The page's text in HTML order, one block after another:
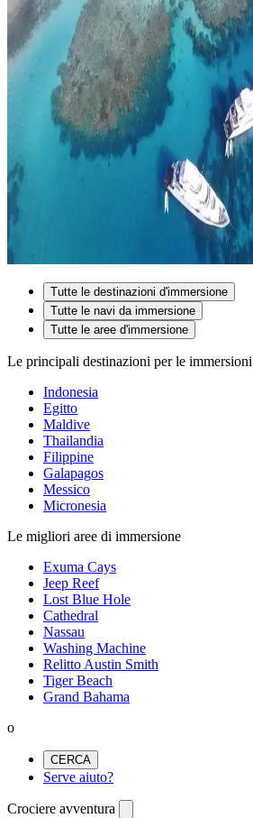
Tutte le destinazioni d'immersione
Tutte le navi da immersione
Tutte le aree d'immersione
Le principali destinazioni per le immersioni
Indonesia
Egitto
Maldive
Thailandia
Filippine
Galapagos
Messico
Micronesia
Le migliori aree di immersione
Exuma Cays
Jeep Reef
Lost Blue Hole
Cathedral
Nassau
Washing Machine
Relitto Austin Smith
Tiger Beach
Grand Bahama
o
CERCA
Serve aiuto?
Crociere avventura